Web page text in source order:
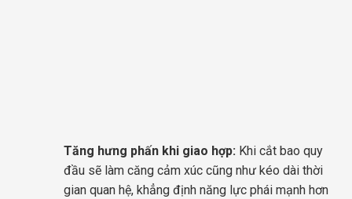
Tăng hưng phấn khi giao hợp: Khi cắt bao quy
đầu sẽ làm căng cảm xúc cũng như kéo dài thời
gian quan hệ, khẳng định năng lực phái mạnh hơn